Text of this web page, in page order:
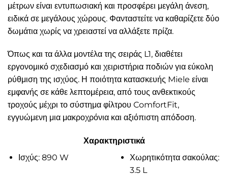
μέτρων είναι εντυπωσιακή και προσφέρει μεγάλη άνεση,
ειδικά σε μεγάλους χώρους. Φανταστείτε να καθαρίζετε δύο
δωμάτια χωρίς να χρειαστεί να αλλάξετε πρίζα.
Όπως και τα άλλα μοντέλα της σειράς L1, διαθέτει
εργονομικό σχεδιασμό και χειριστήρια ποδιών για εύκολη
ρύθμιση της ισχύος. Η ποιότητα κατασκευής Miele είναι
εμφανής σε κάθε λεπτομέρεια, από τους ανθεκτικούς
τροχούς μέχρι το σύστημα φίλτρου ComfortFit,
εγγυώμενη μια μακροχρόνια και αξιόπιστη απόδοση.
Χαρακτηριστικά
Ισχύς: 890 W
Χωρητικότητα σακούλας:
3.5 L